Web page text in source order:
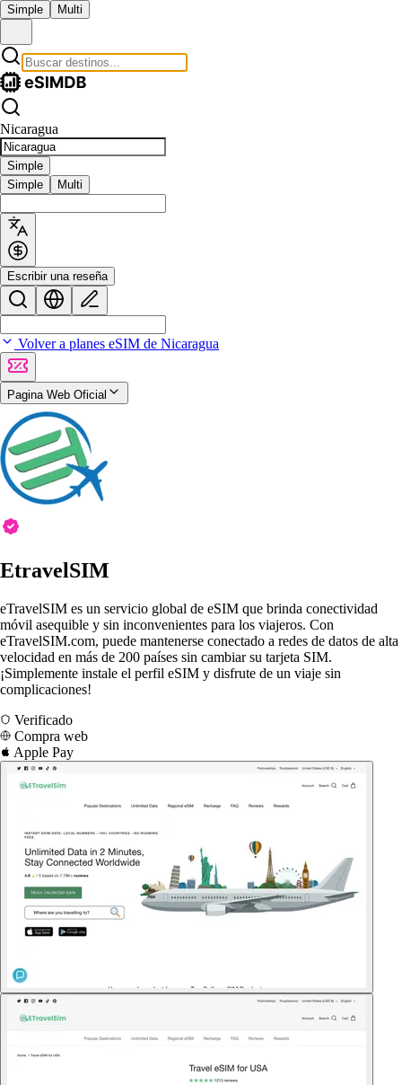
Simple Multi
Nicaragua
Simple
Simple
Multi
Escribir una reseña
Volver a planes eSIM de Nicaragua
Pagina Web Oficial
EtravelSIM
eTravelSIM es un servicio global de eSIM que brinda conectividad
móvil asequible y sin inconvenientes para los viajeros. Con
eTravelSIM.com, puede mantenerse conectado a redes de datos de alta
velocidad en más de 200 países sin cambiar su tarjeta SIM.
¡Simplemente instale el perfil eSIM y disfrute de un viaje sin
complicaciones!
Verificado
Compra web
Apple Pay